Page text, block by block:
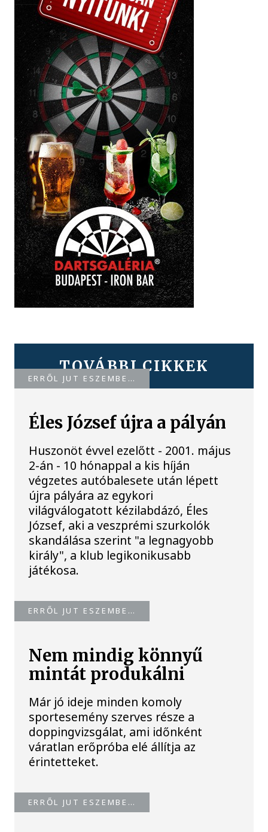
TOVÁBBI CIKKEK
ERRŐL JUT ESZEMBE…
Éles József újra a pályán
Huszonöt évvel ezelőtt - 2001. május
2-án - 10 hónappal a kis híján
végzetes autóbalesete után lépett
újra pályára az egykori
világválogatott kézilabdázó, Éles
József, aki a veszprémi szurkolók
skandálása szerint "a legnagyobb
király", a klub legikonikusabb
játékosa.
ERRŐL JUT ESZEMBE…
Nem mindig könnyű
mintát produkálni
Már jó ideje minden komoly
sportesemény szerves része a
doppingvizsgálat, ami időnként
váratlan erőpróba elé állítja az
érintetteket.
ERRŐL JUT ESZEMBE…